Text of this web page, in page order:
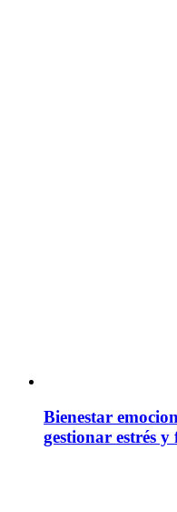
Bienestar
gestionar estrés